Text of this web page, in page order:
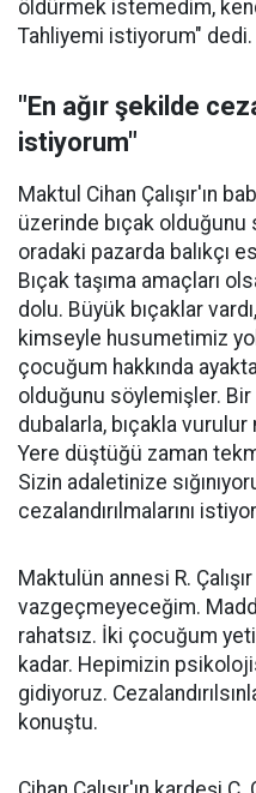
öldürmek istemedim,
Tahliyemi istiyorum" dedi.
"En ağır şekilde
istiyorum"
Maktul Cihan Çalışır'ın
üzerinde bıçak olduğunu
oradaki pazarda balıkçı
Bıçak taşıma amaçları
dolu. Büyük bıçaklar
kimseyle husumetimiz
çocuğum hakkında
olduğunu söylemişler. Bir
dubalarla, bıçakla vurulur
Yere düştüğü zaman
Sizin adaletinize
cezalandırılmalarını
Maktulün annesi R. Çalışır
vazgeçmeyeceğim.
rahatsız. İki çocuğum
kadar. Hepimizin
gidiyoruz.
konuştu.